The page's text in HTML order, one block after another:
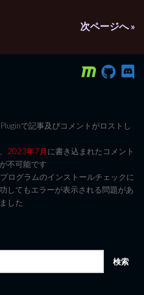
次ページへ »
で記事及びコメントがロストし
2023年7月に書き込まれたコメント
不可能です
ログラムのインストールチェックに
してもエラーが表示される問題があ
した